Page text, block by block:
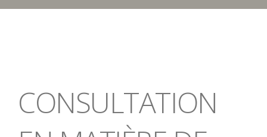
CONSULTATION